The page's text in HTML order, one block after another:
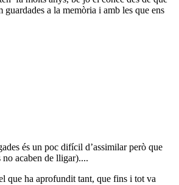
a la memòria i amb les que ens
és un poc difícil d’assimilar però que
acaben de lligar)....
que ha aprofundit tant, que fins i tot va